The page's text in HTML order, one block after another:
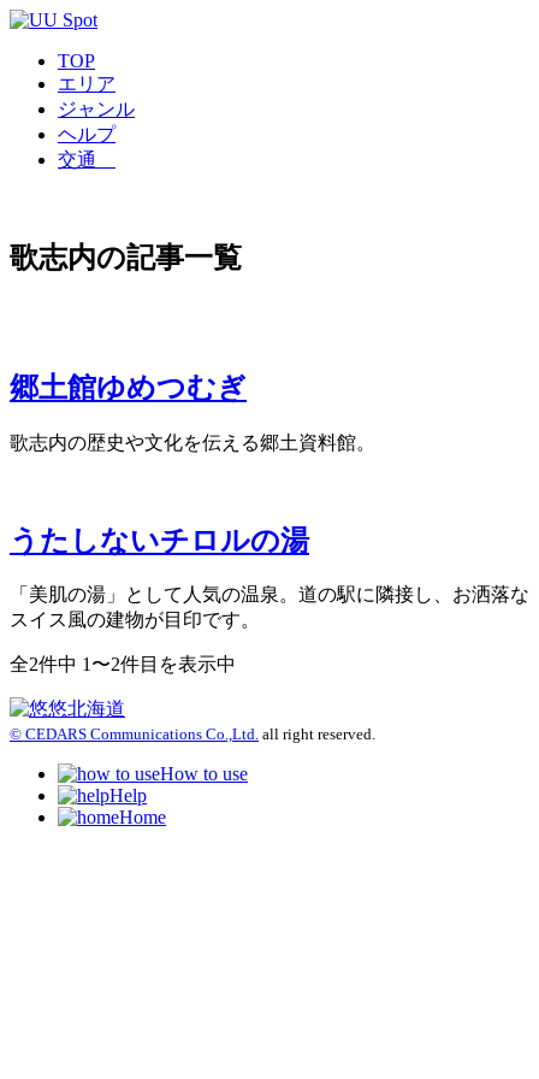
TOP
エリア
ジャンル
ヘルプ
交通
歌志内の記事一覧
郷土館ゆめつむぎ
歌志内の歴史や文化を伝える郷土資料館。
うたしないチロルの湯
「美肌の湯」として人気の温泉。道の駅に隣接し、お洒落な
スイス風の建物が目印です。
全2件中 1〜2件目を表示中
© CEDARS Communications Co.,Ltd. all right reserved.
How to use
Help
Home